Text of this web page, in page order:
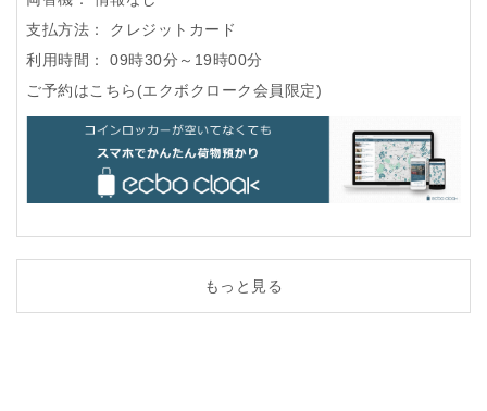
支払方法：
クレジットカード
利用時間：
09時30分～19時00分
ご予約はこちら(エクボクローク会員限定)
もっと見る